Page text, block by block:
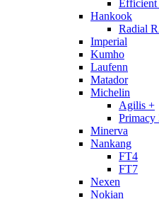
Hankook
Radial
Imperial
Kumho
Laufenn
Matador
Michelin
Agilis +
Primacy
Minerva
Nankang
FT4
FT7
Nexen
Nokian